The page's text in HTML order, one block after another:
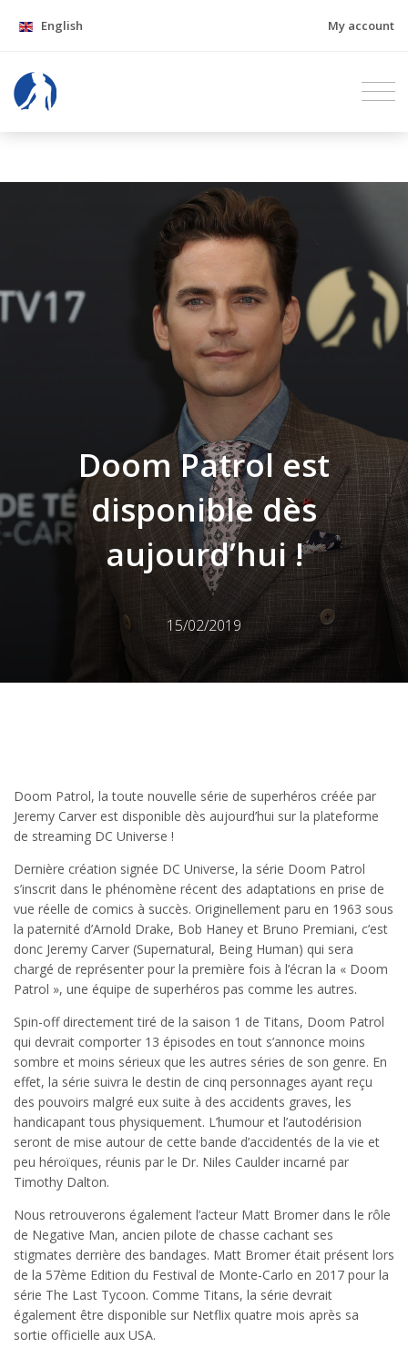
English My account
Doom Patrol est
disponible dès
aujourd’hui !
15/02/2019
Doom Patrol, la toute nouvelle série de superhéros créée par
Jeremy Carver est disponible dès aujourd’hui sur la plateforme
de streaming DC Universe !
Dernière création signée DC Universe, la série Doom Patrol
s’inscrit dans le phénomène récent des adaptations en prise de
vue réelle de comics à succès. Originellement paru en 1963 sous
la paternité d’Arnold Drake, Bob Haney et Bruno Premiani, c’est
donc Jeremy Carver (Supernatural, Being Human) qui sera
chargé de représenter pour la première fois à l’écran la « Doom
Patrol », une équipe de superhéros pas comme les autres.
Spin-off directement tiré de la saison 1 de Titans, Doom Patrol
qui devrait comporter 13 épisodes en tout s’annonce moins
sombre et moins sérieux que les autres séries de son genre. En
effet, la série suivra le destin de cinq personnages ayant reçu
des pouvoirs malgré eux suite à des accidents graves, les
handicapant tous physiquement. L’humour et l’autodérision
seront de mise autour de cette bande d’accidentés de la vie et
peu héroïques, réunis par le Dr. Niles Caulder incarné par
Timothy Dalton.
Nous retrouverons également l’acteur Matt Bromer dans le rôle
de Negative Man, ancien pilote de chasse cachant ses
stigmates derrière des bandages. Matt Bromer était présent lors
de la 57ème Edition du Festival de Monte-Carlo en 2017 pour la
série The Last Tycoon. Comme Titans, la série devrait
également être disponible sur Netflix quatre mois après sa
sortie officielle aux USA.